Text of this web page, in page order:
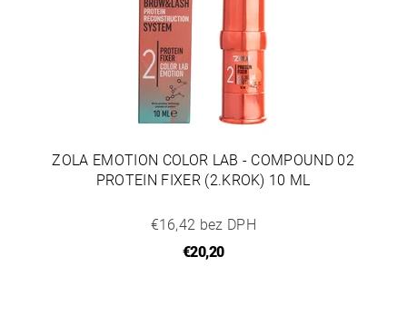
ZOLA EMOTION COLOR LAB - COMPOUND 02
PROTEIN FIXER (2.KROK) 10 ML
€16,42 bez DPH
€20,20